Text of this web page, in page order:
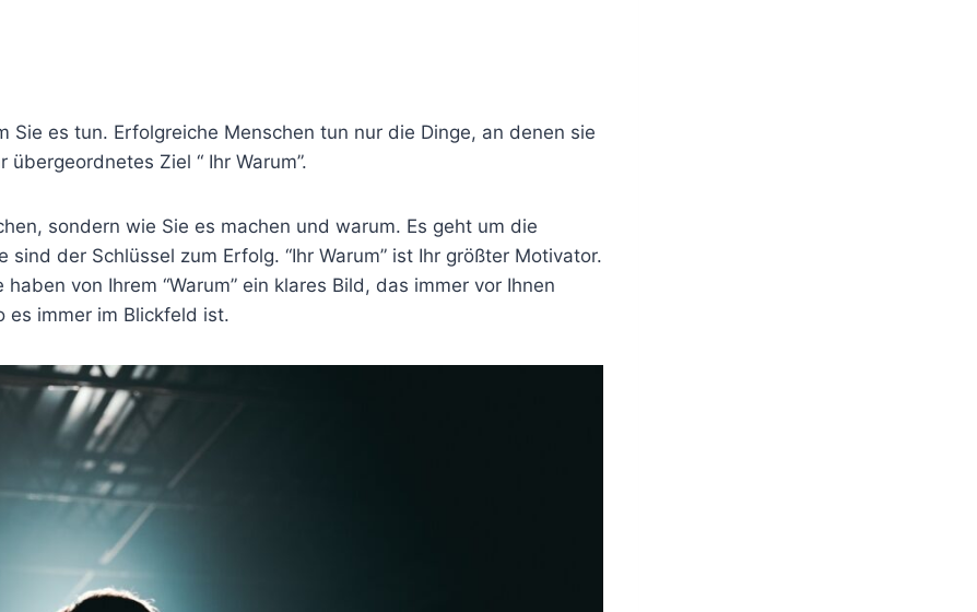
Sie es tun. Erfolgreiche Menschen tun nur die Dinge, an denen sie
Ziel “ Ihr Warum”.
sondern wie Sie es machen und warum. Es geht um die
der Schlüssel zum Erfolg. “Ihr Warum” ist Ihr größter Motivator.
von Ihrem “Warum” ein klares Bild, das immer vor Ihnen
es immer im Blickfeld ist.